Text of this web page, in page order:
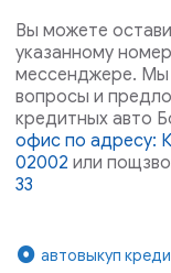
Вы можете
указанному
мессенджере. Мы
вопросы и
кредитных авто
офис по адресу:
02002 или
33
автовыкуп